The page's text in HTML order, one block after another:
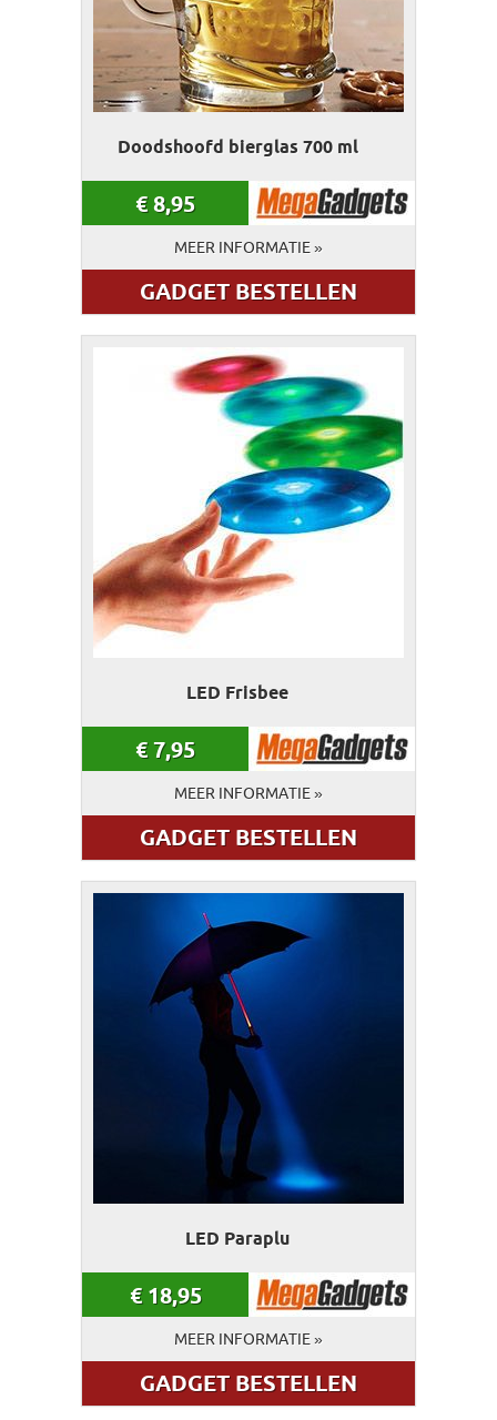
Doodshoofd bierglas 700 ml
€8,95
MEER INFORMATIE »
GADGET BESTELLEN
LED Frisbee
€7,95
MEER INFORMATIE »
GADGET BESTELLEN
LED Paraplu
€ 18,95
MEER INFORMATIE »
GADGET BESTELLEN